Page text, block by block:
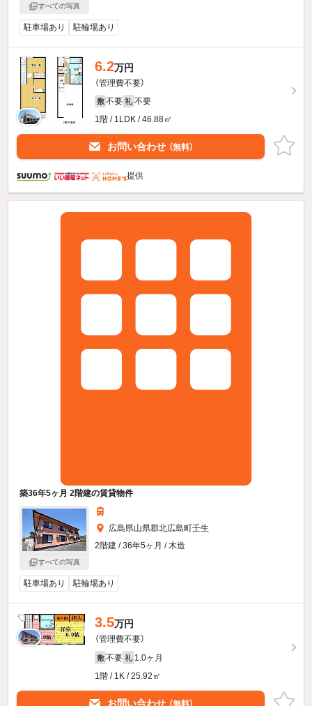
すべての写真
駐車場あり 駐輪場あり
6.2万円
（管理費不要）
敷 不要 礼 不要
1階 / 1LDK / 46.88㎡
お問い合わせ （無料）
提供
築36年5ヶ月 2階建の賃貸物件
すべての写真
広島県山県郡北広島町壬生
2階建 / 36年5ヶ月 / 木造
駐車場あり 駐輪場あり
3.5万円
（管理費不要）
敷 不要 礼 1.0ヶ月
1階 / 1K / 25.92㎡
お問い合わせ （無料）